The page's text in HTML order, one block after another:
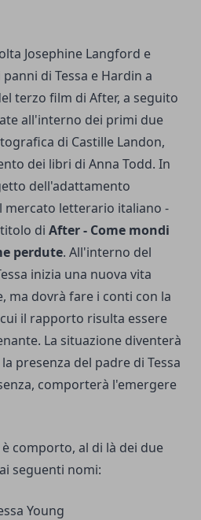
Josephine Langford e
di Tessa e Hardin a
terzo film di After, a seguito
all'interno dei primi due
di Castille Landon,
dei libri di Anna Todd. In
dell'adattamento
mercato letterario italiano -
di After - Come mondi
perdute. All'interno del
inizia una nuova vita
ma dovrà fare i conti con la
il rapporto risulta essere
La situazione diventerà
presenza del padre di Tessa
comporterà l'emergere
è comporto, al di là dei due
seguenti nomi:
Young